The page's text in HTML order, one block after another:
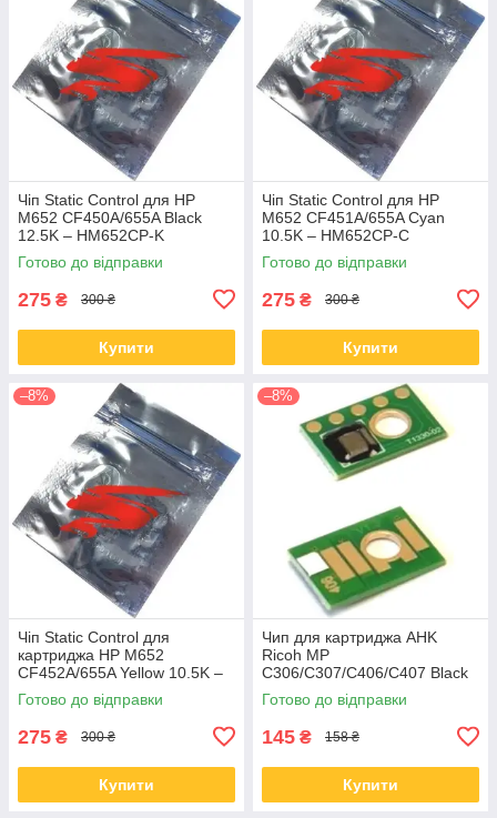
Чіп Static Control для HP
M652 CF450A/655A Black
12.5K – HM652CP-K
Готово до відправки
275 ₴ 300 ₴
Купити
Чіп Static Control для HP
M652 CF451A/655A Cyan
10.5K – HM652CP-C
Готово до відправки
275 ₴ 300 ₴
Купити
–8%
Чіп Static Control для
картриджа HP M652
CF452A/655A Yellow 10.5K –
HM652CP-Y
Готово до відправки
275 ₴ 300 ₴
Купити
–8%
Чип для картриджа AHK
Ricoh MP
C306/C307/C406/C407 Black
842095 17000 сторінок
(70264813)
Готово до відправки
145 ₴ 158 ₴
Купити